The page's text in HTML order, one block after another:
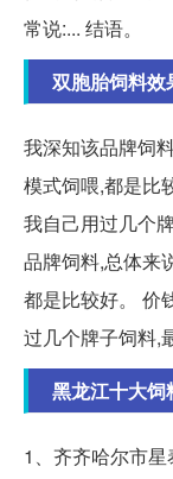
常说:... 结语。
双胞胎饲料效
我深知该品牌饲
模式饲喂,都是比
我自己用过几个
品牌饲料,总体来
都是比较好。 价
过几个牌子饲料,
黑龙江十大饲
1、齐齐哈尔市